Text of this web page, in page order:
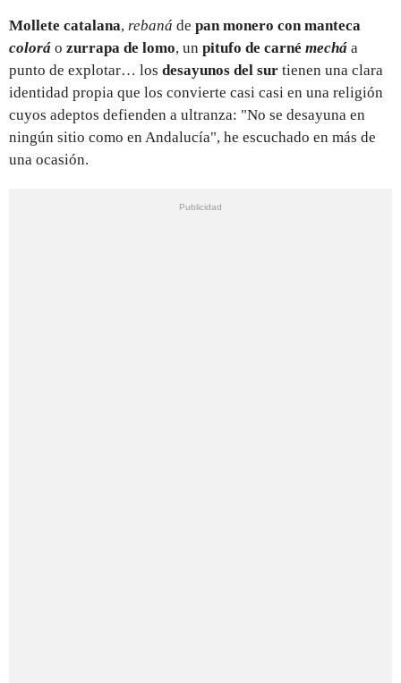
Mollete catalana, rebaná de pan monero con manteca
colorá o zurrapa de lomo, un pitufo de carné mechá a
punto de explotar… los desayunos del sur tienen una clara
identidad propia que los convierte casi casi en una religión
cuyos adeptos defienden a ultranza: "No se desayuna en
ningún sitio como en Andalucía", he escuchado en más de
una ocasión.